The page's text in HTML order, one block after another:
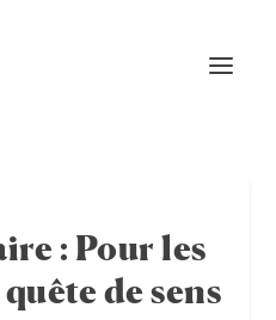
: Pour les
de sens